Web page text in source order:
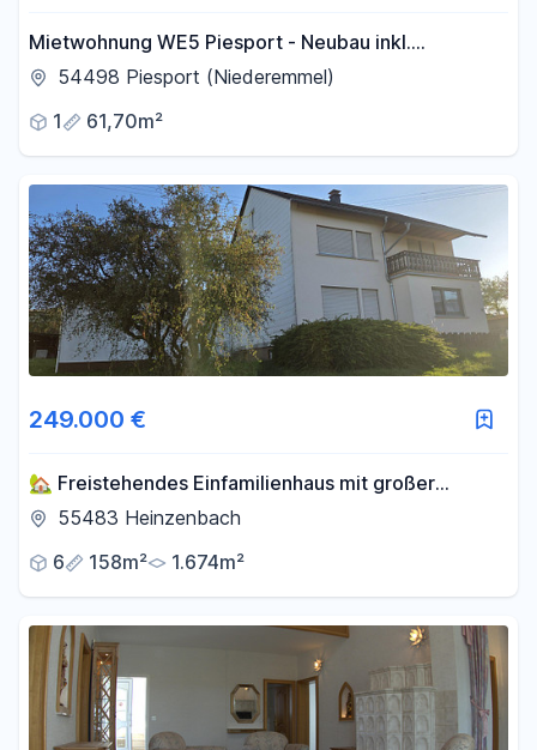
Mietwohnung WE5 Piesport - Neubau inkl.
Einbauküche
54498 Piesport (Niederemmel)
1
61,70m²
249.000 €
🏡 Freistehendes Einfamilienhaus mit großer
Scheune auf 1.674 m² Grundstück
55483 Heinzenbach
6
158m² 1.674m²